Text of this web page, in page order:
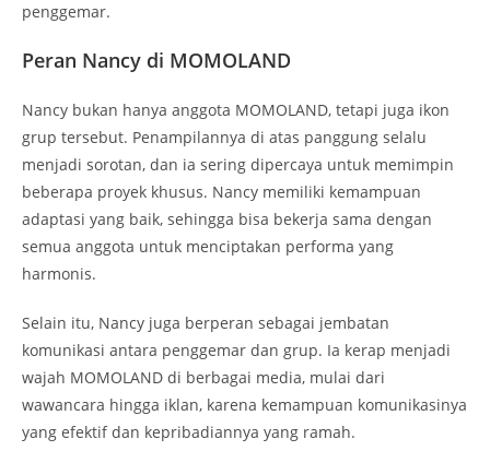
penggemar.
Peran Nancy di MOMOLAND
Nancy bukan hanya anggota MOMOLAND, tetapi juga ikon
grup tersebut. Penampilannya di atas panggung selalu
menjadi sorotan, dan ia sering dipercaya untuk memimpin
beberapa proyek khusus. Nancy memiliki kemampuan
adaptasi yang baik, sehingga bisa bekerja sama dengan
semua anggota untuk menciptakan performa yang
harmonis.
Selain itu, Nancy juga berperan sebagai jembatan
komunikasi antara penggemar dan grup. Ia kerap menjadi
wajah MOMOLAND di berbagai media, mulai dari
wawancara hingga iklan, karena kemampuan komunikasinya
yang efektif dan kepribadiannya yang ramah.